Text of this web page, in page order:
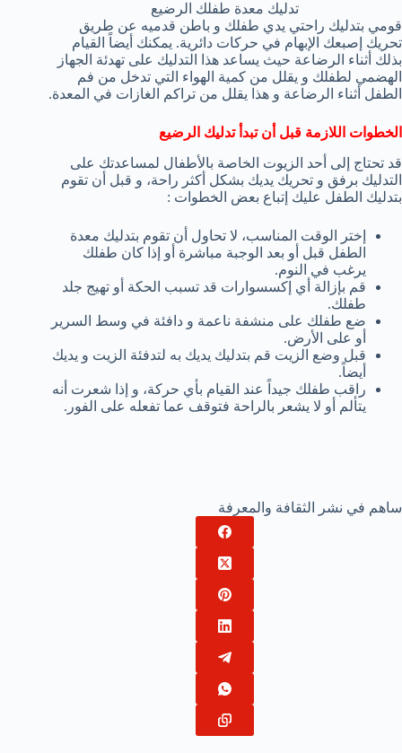
تدليك معدة طفلك الرضيع
قومي بتدليك راحتي يدي طفلك و باطن قدميه عن طريق
تحريك إصبعك الإبهام في حركات دائرية. يمكنك أيضاً القيام
بذلك أثناء الرضاعة حيث يساعد هذا التدليك على تهدئة الجهاز
الهضمي لطفلك و يقلل من كمية الهواء التي تدخل من فم
الطفل أثناء الرضاعة و هذا يقلل من تراكم الغازات في المعدة.
الخطوات اللازمة قبل أن تبدأ تدليك الرضيع
قد تحتاج إلى أحد الزيوت الخاصة بالأطفال لمساعدتك على
التدليك برفق و تحريك يديك بشكل أكثر راحة، و قبل أن تقوم
بتدليك الطفل عليك إتباع بعض الخطوات :
إختر الوقت المناسب، لا تحاول أن تقوم بتدليك معدة
الطفل قبل أو بعد الوجبة مباشرة أو إذا كان طفلك
يرغب في النوم.
قم بإزالة أي إكسسوارات قد تسبب الحكة أو تهيج جلد
طفلك.
ضع طفلك على منشفة ناعمة و دافئة في وسط السرير
أو على الأرض.
قبل وضع الزيت قم بتدليك يديك به لتدفئة الزيت و يديك
أيضاً.
راقب طفلك جيداً عند القيام بأي حركة، و إذا شعرت أنه
يتألم أو لا يشعر بالراحة فتوقف عما تفعله على الفور.
ساهم في نشر الثقافة والمعرفة